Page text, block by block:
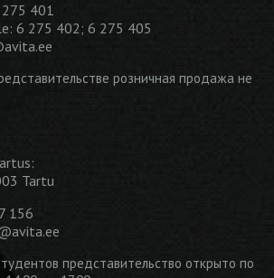
401
6 275 402; 6 275 405
розничная продажа не
Tartu
156
представительство открыто по